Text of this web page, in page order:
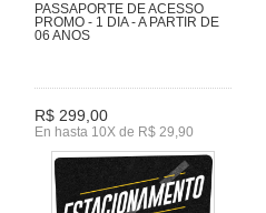
PASSAPORTE DE ACESSO
PROMO - 1 DIA - A PARTIR DE
06 ANOS
R$ 299,00
En hasta 10X de R$ 29,90